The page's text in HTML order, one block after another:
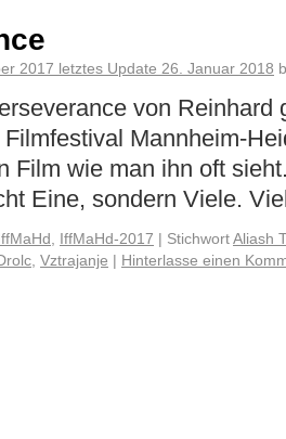
2017 letztes Update 26. Januar 2018
von Reinhard
Filmfestival Mannheim-
Film wie man ihn oft
Eine, sondern Viele.
IffMaHd-2017 | StichwortAliash
Vztrajanje | Hinterlasse einen